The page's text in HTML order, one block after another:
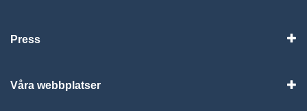
Press
Våra webbplatser